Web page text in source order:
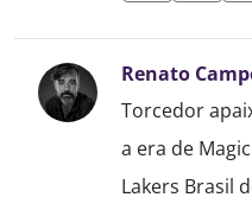
Renato
Torcedor
a era de
Lakers Brasil